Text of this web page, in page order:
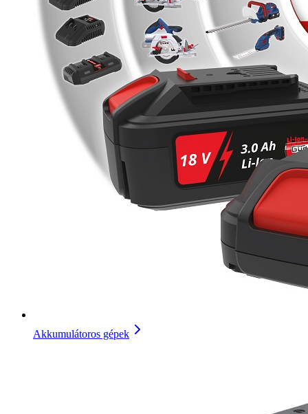
Akkumulátoros gépek